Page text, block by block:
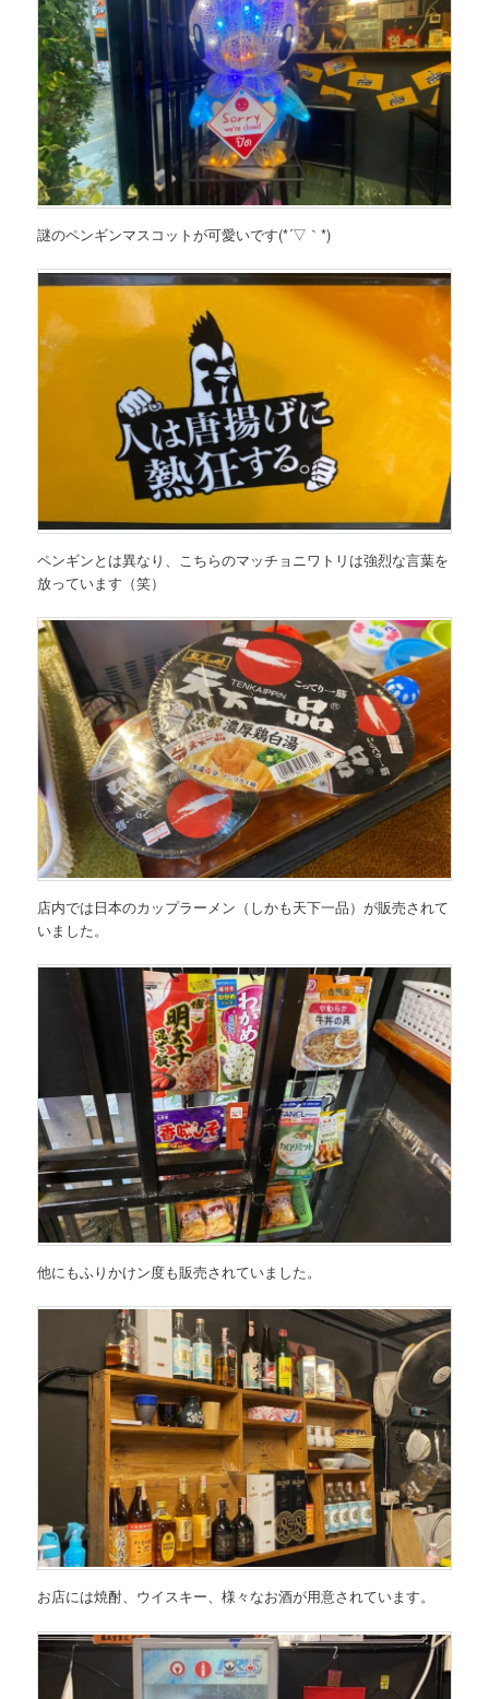
謎のペンギンマスコットが可愛いです(*´▽｀*)
ペンギンとは異なり、こちらのマッチョニワトリは強烈な言葉を
放っています（笑）
店内では日本のカップラーメン（しかも天下一品）が販売されて
いました。
他にもふりかけン度も販売されていました。
お店には焼酎、ウイスキー、様々なお酒が用意されています。